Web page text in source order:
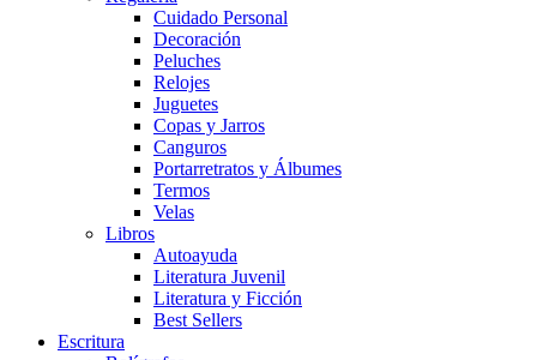
Cuidado Personal
Decoración
Peluches
Relojes
Juguetes
Copas y Jarros
Canguros
Portarretratos y Álbumes
Termos
Velas
Libros
Autoayuda
Literatura Juvenil
Literatura y Ficción
Best Sellers
Escritura